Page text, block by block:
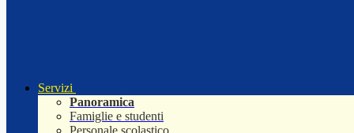
Servizi
Panoramica
Famiglie e studenti